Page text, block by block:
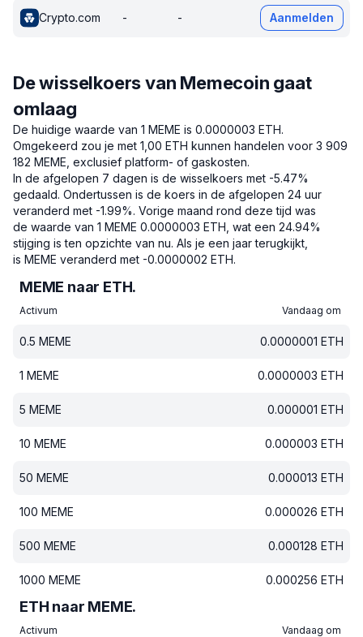
Crypto.com - - Aanmelden
De wisselkoers van Memecoin gaat
omlaag
De huidige waarde van 1 MEME is 0.0000003 ETH.
Omgekeerd zou je met 1,00 ETH kunnen handelen voor 3 909
182 MEME, exclusief platform- of gaskosten.
In de afgelopen 7 dagen is de wisselkoers met -5.47%
gedaald. Ondertussen is de koers in de afgelopen 24 uur
veranderd met -1.99%. Vorige maand rond deze tijd was
de waarde van 1 MEME 0.0000003 ETH, wat een 24.94%
stijging is ten opzichte van nu. Als je een jaar terugkijkt,
is MEME veranderd met -0.0000002 ETH.
MEME naar ETH.
Activum Vandaag om
0.5 MEME 0.0000001 ETH
1 MEME 0.0000003 ETH
5 MEME 0.000001 ETH
10 MEME 0.000003 ETH
50 MEME 0.000013 ETH
100 MEME 0.000026 ETH
500 MEME 0.000128 ETH
1000 MEME 0.000256 ETH
ETH naar MEME.
Activum Vandaag om